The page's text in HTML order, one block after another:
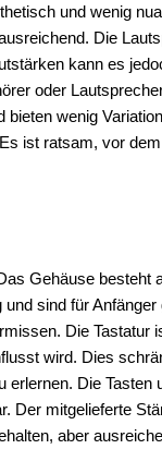
und wenig
Die
kann es
oder
wenig
ist ratsam, vor
Gehäuse besteht
sind für
Die Tastatur
wird. Dies
Die
Der mitgelieferte
aber